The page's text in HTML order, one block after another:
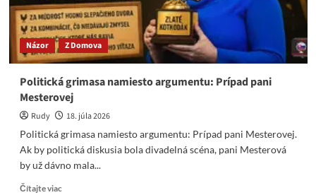
rovnakého
pohlavia
do
slovenskej
matriky
Názor Z Domova
Politická grimasa namiesto argumentu: Prípad pani
Mesterovej
Rudy
18. júla 2026
Politická grimasa namiesto argumentu: Prípad pani Mesterovej.
Ak by politická diskusia bola divadelná scéna, pani Mesterová
by už dávno mala...
Čítajte viacRead